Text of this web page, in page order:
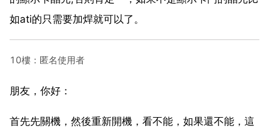
如ati的只需要加焊就可以了。
10樓：匿名使用者
朋友，你好：
首先先關機，然後重新開機，看不能，如果還不能，這